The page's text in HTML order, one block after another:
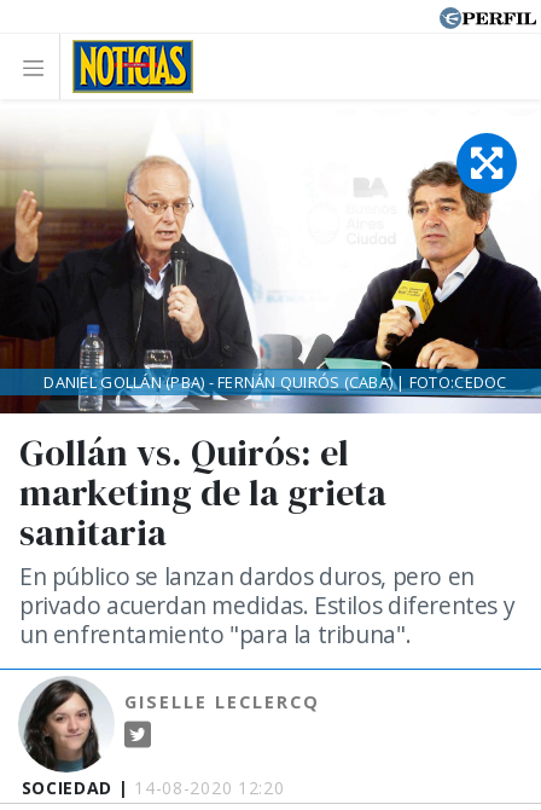
SOCIEDAD | 14-08-2020 12:20
Gollán vs. Quirós: el
marketing de la grieta
sanitaria
En público se lanzan dardos duros, pero en
privado acuerdan medidas. Estilos diferentes y
un enfrentamiento "para la tribuna".
GISELLE LECLERCQ
DANIEL GOLLÁN (PBA) - FERNÁN QUIRÓS (CABA) | FOTO:CEDOC